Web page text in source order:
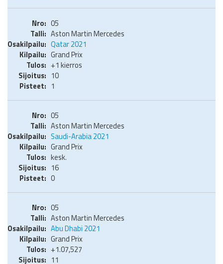
05
Aston Martin Mercedes
Qatar 2021
Grand Prix
+1 kierros
10
1
05
Aston Martin Mercedes
Saudi-Arabia 2021
Grand Prix
kesk.
16
0
05
Aston Martin Mercedes
Abu Dhabi 2021
Grand Prix
+1.07,527
11